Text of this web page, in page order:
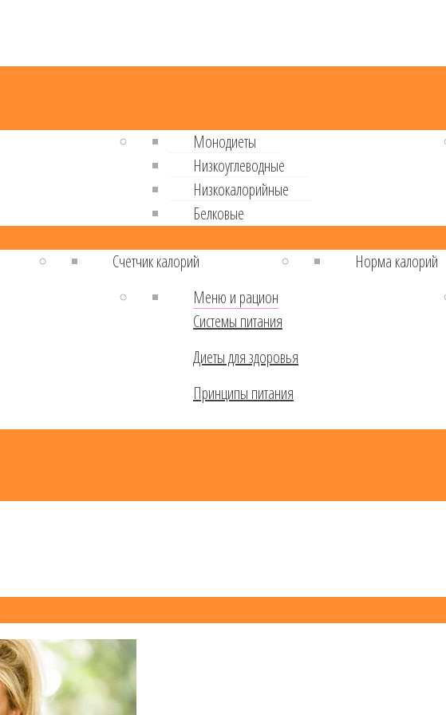
Монодиеты
Низкоуглеводные
Низкокалорийные
Белковые
Cчетчик калорий Норма калорий
Меню и рацион
Системы питания
Диеты для здоровья
Принципы питания